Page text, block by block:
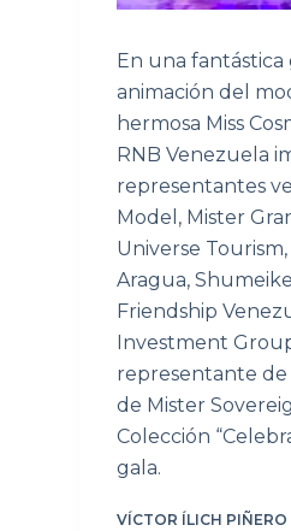
En una fantástica
animación del
hermosa Miss
RNB Venezuela
representantes
Model, Mister
Universe
Aragua,
Friendship
Investment
representante de
de Mister
Colección
gala.
VÍCTOR ÍLICH